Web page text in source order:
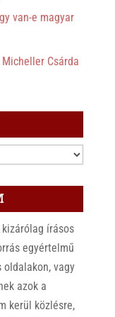
van-e magyar
Micheller Csárda
írásos
egyértelmű
vagy
azok a
kerül közlésre,